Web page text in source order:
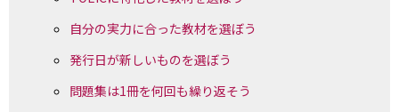
自分の実力に合った教材を選ぼう
発行日が新しいものを選ぼう
問題集は1冊を何回も繰り返そう